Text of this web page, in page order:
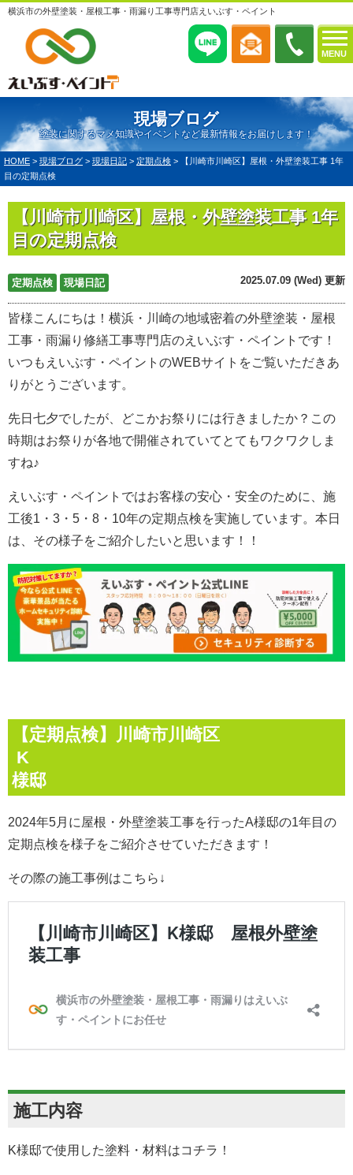
MENU
横浜市の外壁塗装・屋根工事・雨漏り工事専門店えいぶす・ペイント
現場ブログ
塗装に関するマメ知識やイベントなど最新情報をお届けします！
HOME > 現場ブログ > 現場日記 > 定期点検 >
【川崎市川崎区】屋根・外壁塗装工事 1年
目の定期点検
【川崎市川崎区】屋根・外壁塗装工事 1年
目の定期点検
定期点検 現場日記 2025.07.09 (Wed) 更新
皆様こんにちは！横浜・川崎の地域密着の外壁塗装・屋根
工事・雨漏り修繕工事専門店のえいぶす・ペイントです！
いつもえいぶす・ペイントのWEBサイトをご覧いただきあ
りがとうございます。
先日七夕でしたが、どこかお祭りには行きましたか？この
時期はお祭りが各地で開催されていてとてもワクワクしま
すね♪
えいぶす・ペイントではお客様の安心・安全のために、施
工後1・3・5・8・10年の定期点検を実施しています。本日
は、その様子をご紹介したいと思います！！
【定期点検】川崎市川崎区
K
様邸
2024年5月に屋根・外壁塗装工事を行ったA様邸の1年目の
定期点検を様子をご紹介させていただきます！
その際の施工事例はこちら↓
施工内容
K様邸で使用した塗料・材料はコチラ！